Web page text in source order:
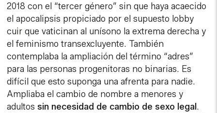
2018 con el “tercer género” sin que haya acaecido
el apocalipsis propiciado por el supuesto lobby
cuir que vaticinan al unísono la extrema derecha y
el feminismo transexcluyente. También
contemplaba la ampliación del término “adres”
para las personas progenitoras no binarias. Es
difícil que esto suponga una afrenta para nadie.
Ampliaba el cambio de nombre a menores y
adultossin necesidad de cambio de sexo legal .